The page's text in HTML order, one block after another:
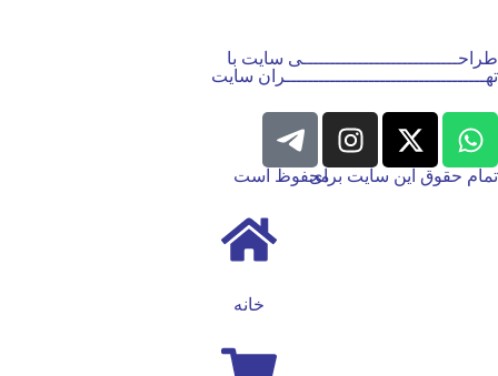
طراحــــــــــــــــــــــــــــی سایت با
تهــــــــــــــــــــــــــــــــــــران سایت
تمام حقوق این سایت برایمحفوظ است
خانه